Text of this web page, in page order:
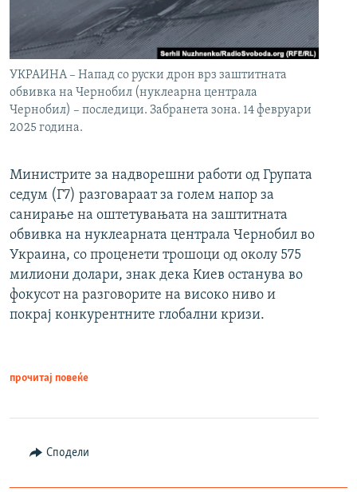
УКРАИНА – Напад со руски дрон врз заштитната
обвивка на Чернобил (нуклеарна централа
Чернобил) – последици. Забранета зона. 14 февруари
2025 година.
Министрите за надворешни работи од Групата
седум (Г7) разговараат за голем напор за
санирање на оштетувањата на заштитната
обвивка на нуклеарната централа Чернобил во
Украина, со проценети трошоци од околу 575
милиони долари, знак дека Киев останува во
фокусот на разговорите на високо ниво и
покрај конкурентните глобални кризи.
прочитај повеќе
Сподели